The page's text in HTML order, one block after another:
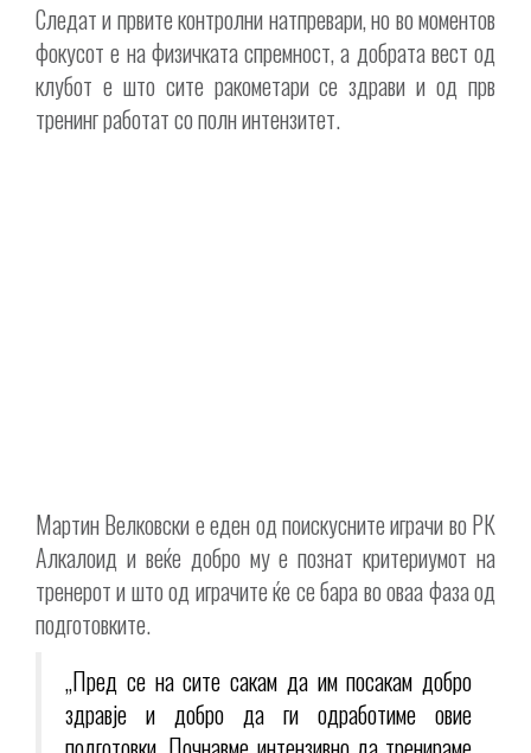
Следат и првите контролни натпревари, но во моментов
фокусот е на физичката спремност, а добрата вест од
клубот е што сите ракометари се здрави и од прв
тренинг работат со полн интензитет.
Мартин Велковски е еден од поискусните играчи во РК
Алкалоид и веќе добро му е познат критериумот на
тренерот и што од играчите ќе се бара во оваа фаза од
подготовките.
„Пред се на сите сакам да им посакам добро
здравје и добро да ги одработиме овие